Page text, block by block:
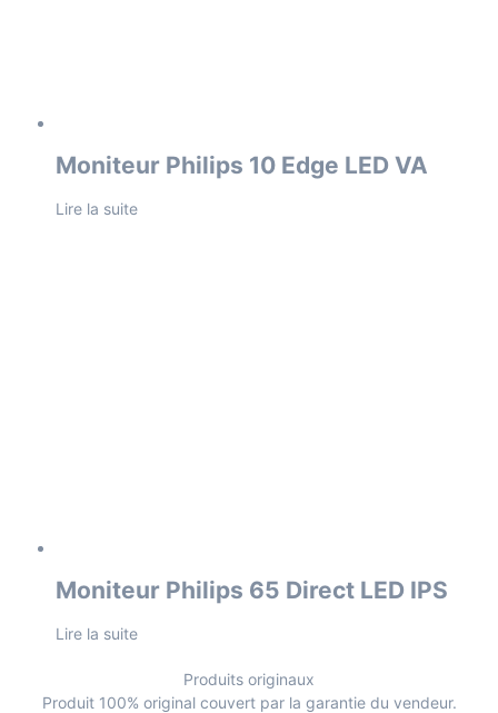
Moniteur Philips 10 Edge LED VA
Lire la suite
Moniteur Philips 65 Direct LED IPS
Lire la suite
Produits originaux
Produit 100% original couvert par la garantie du vendeur.